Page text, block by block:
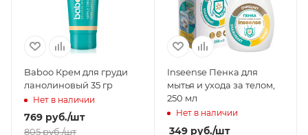
Baboo Крем для груди
ланолиновый 35 гр
Нет в наличии
769 руб./шт
805руб./шт
Inseense Пенка для
мытья и ухода за телом,
250 мл
Нет в наличии
349руб./шт